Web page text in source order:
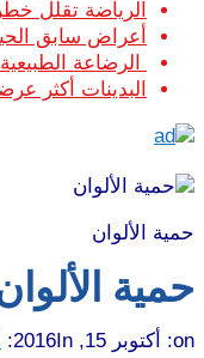
الرياضة تقلل
أعراض سابق
الرضاعة
البدينات أكثر
حمية الألوان
حمية
on: أكتوبر 15, 2016 In: